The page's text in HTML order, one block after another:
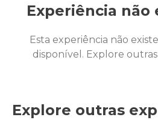
Experiência não
Esta experiência não
disponível. Explore
Explore outras